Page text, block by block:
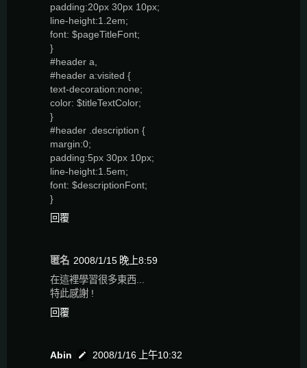
padding:20px 30px 10px;
line-height:1.2em;
font: $pageTitleFont;
}
#header a,
#header a:visited {
text-decoration:none;
color: $titleTextColor;
}
#header .description {
margin:0;
padding:5px 30px 10px;
line-height:1.5em;
font: $descriptionFont;
}
回覆
匿名 2008/1/15 晚上8:59
在這裡學習很多東西...
特此感謝 !
回覆
Abin
2008/1/16 上午10:32